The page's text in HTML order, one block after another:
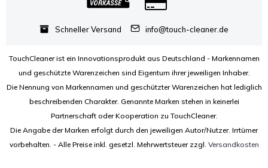
Spaß beim
Touchcleaners - ihr
Reinigungskraft und
den vielfältigen
Nutzungsmöglichkeiten
begeistert sein, da bin
ich mir sicher.
-Nadine Dietzler,
Schneller Versand info@touch-cleaner.de
TouchCleaner ist ein Innovationsprodukt aus Deutschland - Markennamen
und geschützte Warenzeichen sind Eigentum ihrer jeweiligen Inhaber.
Die Nennung von Markennamen und geschützter Warenzeichen hat lediglich
beschreibenden Charakter. Genannte Marken stehen in keinerlei
Partnerschaft oder Kooperation zu TouchCleaner.
Die Angabe der Marken erfolgt durch den jeweiligen Autor/Nutzer. Irrtümer
vorbehalten. - Alle Preise inkl. gesetzl. Mehrwertsteuer zzgl. Versandkosten